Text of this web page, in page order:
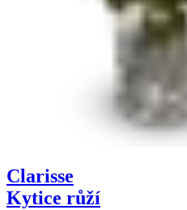
Clarisse
Kytice růží